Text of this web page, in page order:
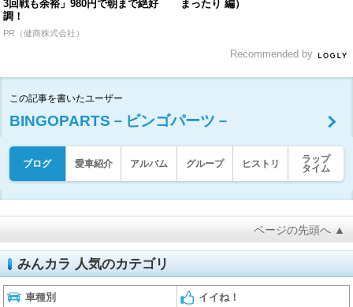
3回戦も余裕」980円で朝まで絶好
調！
PR（健商株式会社）
まったり 編）
Recommended by
この記事を書いたユーザー
BINGOPARTS－ビンゴパーツ－
ブログ 愛車紹介 アルバム グループ ヒストリ
ラップ
タイム
ページの先頭へ ▲
みんカラ 人気のカテゴリ
車種別 イイね！